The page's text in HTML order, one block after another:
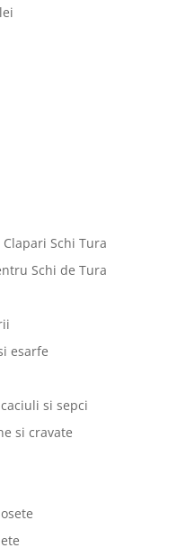
lei
Schi Tura
Schi de Tura
esarfe
caciuli si sepci
si cravate